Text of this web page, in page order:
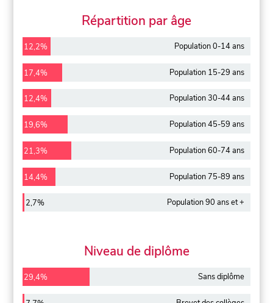
Répartition par âge
12,2% Population 0-14 ans
17,4% Population 15-29 ans
12,4% Population 30-44 ans
19,6% Population 45-59 ans
21,3% Population 60-74 ans
14,4% Population 75-89 ans
2,7% Population 90 ans et +
Niveau de diplôme
29,4% Sans diplôme